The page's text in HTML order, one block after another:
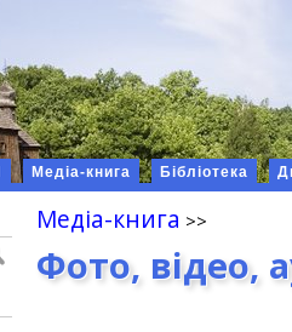
Медіа-книга Бібліотека
Медіа-книга
Фото, відео,